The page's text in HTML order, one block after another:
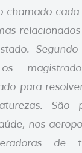
chamado
os
para
São
nos
de